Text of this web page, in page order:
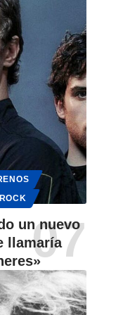
ROCK
un nuevo
llamaría